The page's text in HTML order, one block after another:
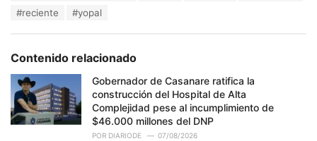
e
s
:
#reciente
#yopal
Contenido relacionado
Gobernador de Casanare ratifica la
construcción del Hospital de Alta
Complejidad pese al incumplimiento de
$46.000 millones del DNP
POR DIARIODE 07/08/2026